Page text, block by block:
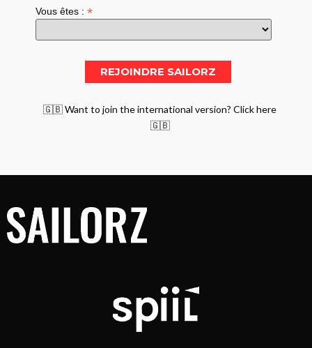
Vous êtes :*
🇬🇧 Want to join the international version? Click here
🇬🇧